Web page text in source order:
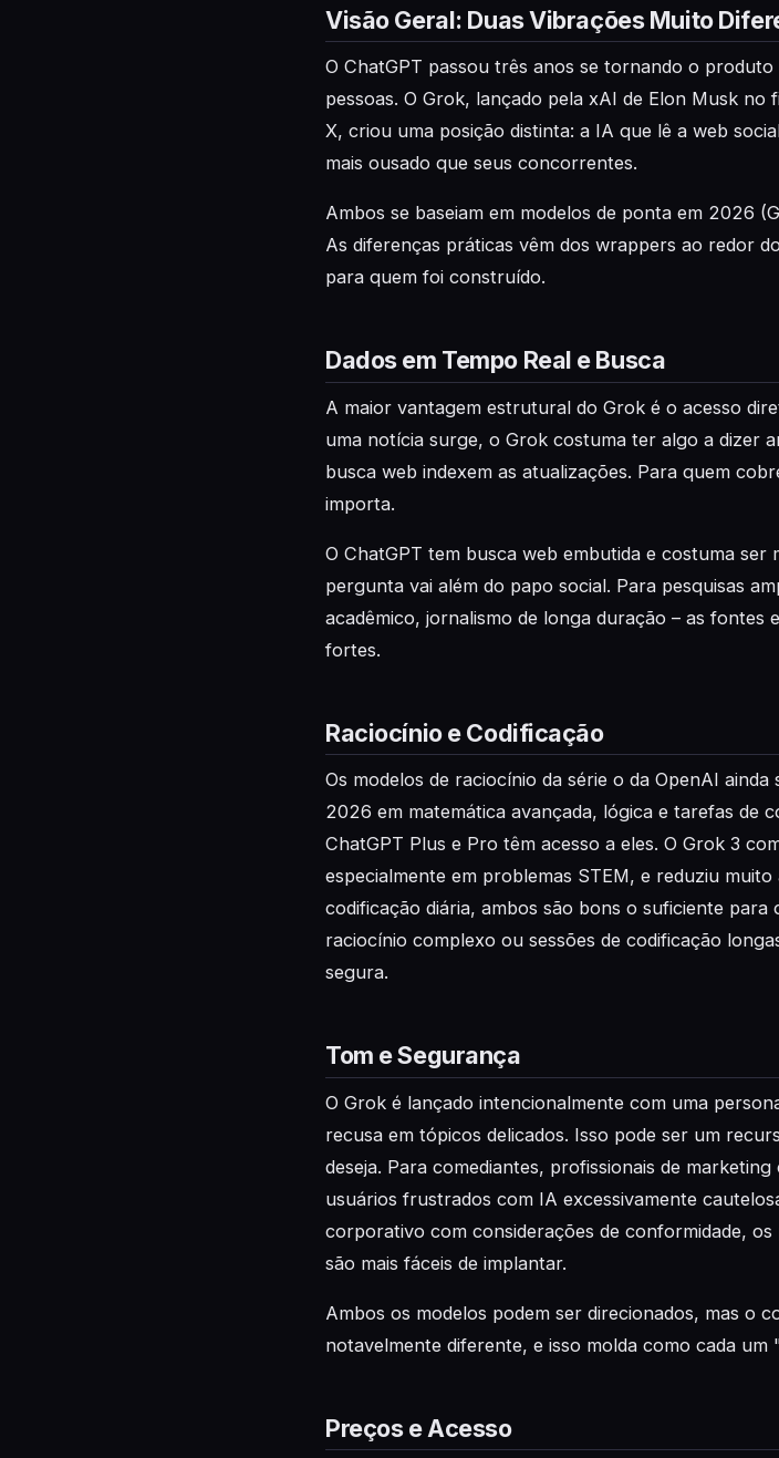
Visão Geral: Duas Vibrações Muito
O ChatGPT passou três anos se tornando o
pessoas. O Grok, lançado pela xAI de Elon Musk
X, criou uma posição distinta: a IA que lê a web
mais ousado que seus concorrentes.
Ambos se baseiam em modelos de ponta em 2026
As diferenças práticas vêm dos wrappers ao redor
para quem foi construído.
Dados em Tempo Real e Busca
A maior vantagem estrutural do Grok é o acesso
uma notícia surge, o Grok costuma ter algo a dizer
busca web indexem as atualizações. Para quem
importa.
O ChatGPT tem busca web embutida e costuma
pergunta vai além do papo social. Para pesquisas
acadêmico, jornalismo de longa duração – as fontes
fortes.
Raciocínio e Codificação
Os modelos de raciocínio da série o da OpenAI
2026 em matemática avançada, lógica e tarefas de
ChatGPT Plus e Pro têm acesso a eles. O Grok 3
especialmente em problemas STEM, e reduziu
codificação diária, ambos são bons o suficiente
raciocínio complexo ou sessões de codificação
segura.
Tom e Segurança
O Grok é lançado intencionalmente com uma
recusa em tópicos delicados. Isso pode ser um
deseja. Para comediantes, profissionais de
usuários frustrados com IA excessivamente
corporativo com considerações de conformidade,
são mais fáceis de implantar.
Ambos os modelos podem ser direcionados, mas o
notavelmente diferente, e isso molda como cada um
Preços e Acesso